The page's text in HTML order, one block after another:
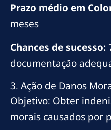
Prazo médio em
meses
Chances de sucesso:
documentação
3. Ação de Danos
Objetivo: Obter
morais causados por